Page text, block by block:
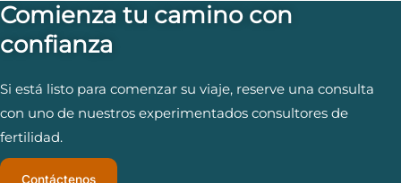
Comienza tu camino con
confianza
Si está listo para comenzar su viaje, reserve una consulta
con uno de nuestros experimentados consultores de
fertilidad.
Contáctenos